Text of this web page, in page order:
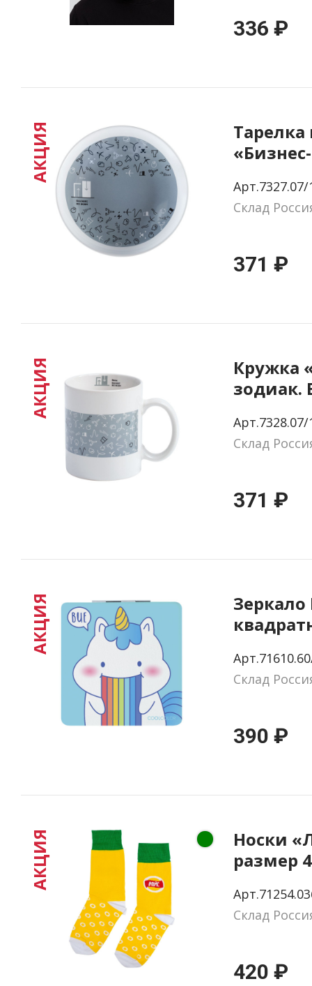
336 ₽
Тарелка
Арт.7327.07/
Склад
371 ₽
АКЦИЯ
Кружка
зодиак.
Арт.7328.07/
Склад
371 ₽
АКЦИЯ
Зеркало
Склад
390 ₽
АКЦИЯ
Носки
размер
Склад
420 ₽
АКЦИЯ